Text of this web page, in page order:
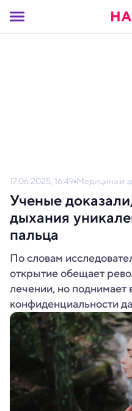
17.06.2025, 16:49 Медицина и
Ученые
дыхания
пальца
По словам
открытие обещает
лечении, но поднимает
конфиденциальности